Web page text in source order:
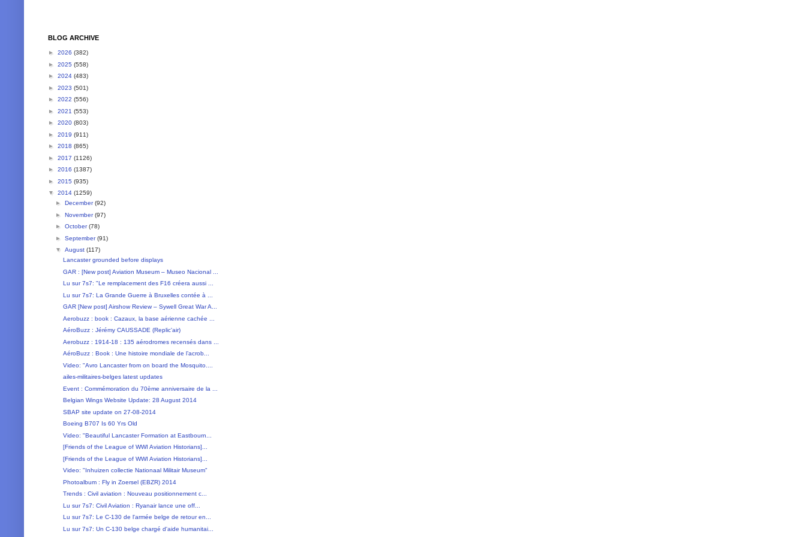
BLOG ARCHIVE
► 2026 (382)
► 2025 (558)
► 2024 (483)
► 2023 (501)
► 2022 (556)
► 2021 (553)
► 2020 (803)
► 2019 (911)
► 2018 (865)
► 2017 (1126)
► 2016 (1387)
► 2015 (935)
▼ 2014 (1259)
► December(92)
► November(97)
► October(78)
► September(91)
▼ August (117)
Lancaster grounded before displays
GAR : [New post] Aviation Museum – Museo Nacional ...
Lu sur 7s7: "Le remplacement des F16 créera aussi ...
Lu sur 7s7: La Grande Guerre à Bruxelles contée à ...
GAR [New post] Airshow Review – Sywell Great War A...
Aerobuzz : book : Cazaux, la base aérienne cachée ...
AéroBuzz : Jérémy CAUSSADE (Replic'air)
Aerobuzz : 1914-18 : 135 aérodromes recensés dans ...
AéroBuzz : Book : Une histoire mondiale de l’acrob...
Video: "Avro Lancaster from on board the Mosquito....
ailes-militaires-belges latest updates
Event : Commémoration du 70ème anniversaire de la ...
Belgian Wings Website Update: 28 August 2014
SBAP site update on 27-08-2014
Boeing B707 Is 60 Yrs Old
Video: "Beautiful Lancaster Formation at Eastbourn...
[Friends of the League of WWI Aviation Historians]...
[Friends of the League of WWI Aviation Historians]...
Video: "Inhuizen collectie Nationaal Militair Museum"
Photoalbum : Fly in Zoersel (EBZR) 2014
Trends : Civil aviation : Nouveau positionnement c...
Lu sur 7s7: Civil Aviation : Ryanair lance une off...
Lu sur 7s7: Le C-130 de l'armée belge de retour en...
Lu sur 7s7: Un C-130 belge chargé d'aide humanitai...